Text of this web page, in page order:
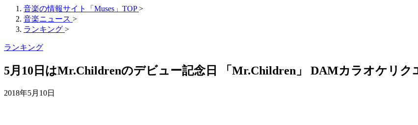
音楽の情報サイト「Muses」TOP >
音楽ニュース >
ランキング >
ランキング
5月10日はMr.Childrenのデビュー記念日 「Mr.Children」 DAMカラオケリク
2018年5月10日